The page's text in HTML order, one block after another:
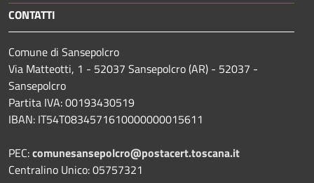
CONTATTI
Comune di Sansepolcro
Via Matteotti, 1 - 52037 Sansepolcro (AR) - 52037 -
Sansepolcro
Partita IVA: 00193430519
IBAN: IT54T0834571610000000015611
PEC:comunesansepolcro@postacert.toscana.it
Centralino Unico: 05757321